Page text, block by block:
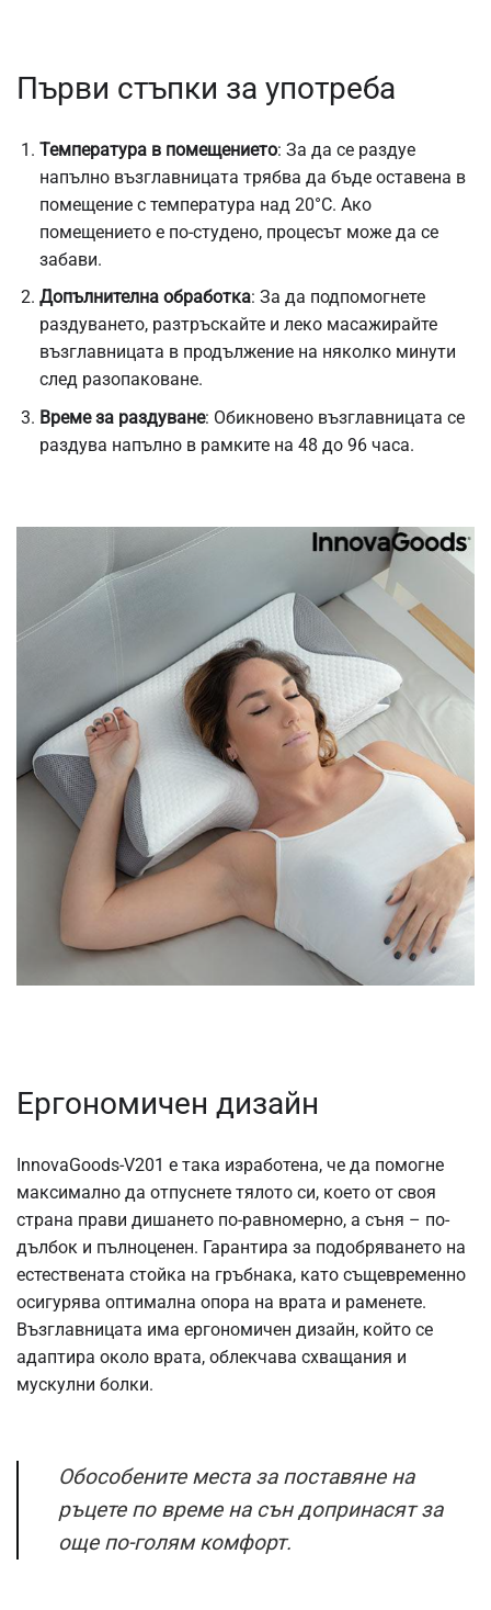
Първи стъпки за употреба
Температура в помещението: За да се раздуе
напълно възглавницата трябва да бъде оставена в
помещение с температура над 20°C. Ако
помещението е по-студено, процесът може да се
забави.
Допълнителна обработка: За да подпомогнете
раздуването, разтръскайте и леко масажирайте
възглавницата в продължение на няколко минути
след разопаковане.
Време за раздуване: Обикновено възглавницата се
раздува напълно в рамките на 48 до 96 часа.
Ергономичен дизайн
InnovaGoods-V201 е така изработена, че да помогне
максимално да отпуснете тялото си, което от своя
страна прави дишането по-равномерно, а съня – по-
дълбок и пълноценен. Гарантира за подобряването на
естествената стойка на гръбнака, като същевременно
осигурява оптимална опора на врата и раменете.
Възглавницата има ергономичен дизайн, който се
адаптира около врата, облекчава схващания и
мускулни болки.
Обособените места за поставяне на
ръцете по време на сън допринасят за
още по-голям комфорт.